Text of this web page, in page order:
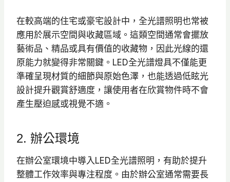
在較高端的住宅或豪宅設計中，全光譜照明也常被
應用於展示空間與收藏區域。這類空間通常會擺放
藝術品、精品或具有價值的收藏物，因此光線的還
原能力就變得非常關鍵。LED全光譜燈具不僅能更
準確呈現材質的細節與原始色澤，也能透過低眩光
設計提升觀賞舒適度，讓使用者在欣賞物件時不會
產生壓迫感或視覺不適。
2. 辦公環境
在辦公室環境中導入LED全光譜照明，有助於提升
整體工作效率與專注程度。由於辦公室通常需要長